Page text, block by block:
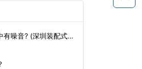
噪音? (深圳装配式冷